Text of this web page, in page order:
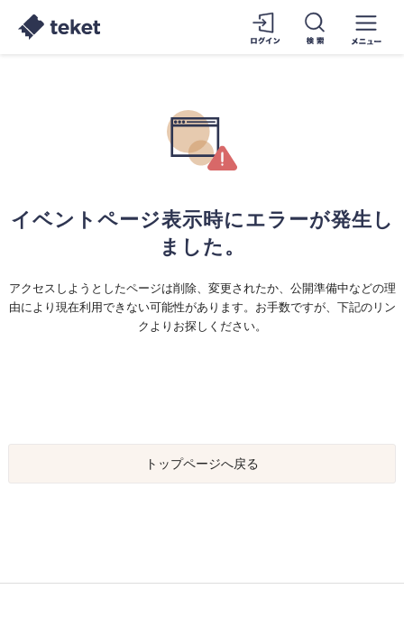
イベントページ表示時にエラーが発生し
ました。
アクセスしようとしたページは削除、変更されたか、公開準備中などの理
由により現在利用できない可能性があります。お手数ですが、下記のリン
クよりお探しください。
トップページへ戻る